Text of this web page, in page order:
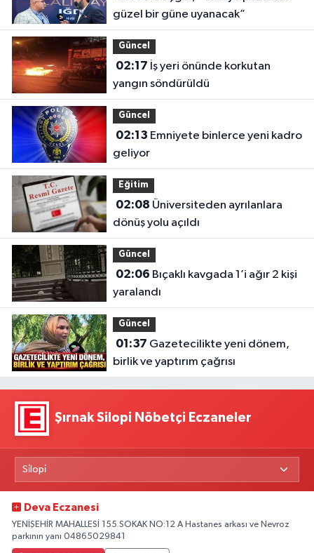
güzel bir güne uyanacak”
Güncel
02:17
yangın söndürüldü
Güncel
02:13
geliyor
Eğitim
02:08
dönüş yolu açıldı
Güncel
02:06
yaralandı
Güncel
01:37
birlik ve yaptırım çağrısı
Şırnak Silopi Nöbetçi Eczaneler
Deva Eczanesi
YENİŞEHİR MAHALLESİ 155 SOKAK NO:12 A Hastanes arkası ve Nevroz
parkının yanı 04865029841